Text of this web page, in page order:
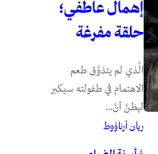
إهمال عاطفي؛
حلقة مفرغة
الَّذي لم يتذوَّق طعم
الاهتمام في طفولته سيكبر
ليظنَّ أنَّ...
ريان أرناؤوط